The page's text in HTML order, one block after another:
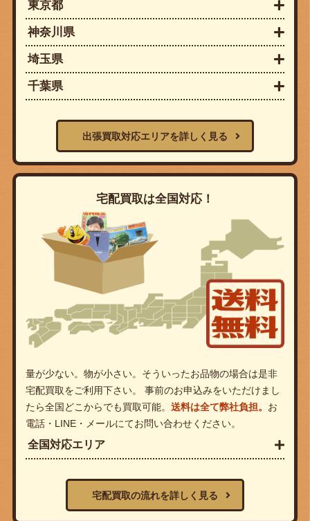
東京都
神奈川県
埼玉県
千葉県
出張買取対応エリアを詳しく見る
宅配買取は全国対応！
量が少ない。物が小さい。そういったお品物の場合は是非
宅配買取をご利用下さい。 事前のお申込みをいただけまし
たら全国どこからでも買取可能。 送料は全て弊社負担。 お
電話・LINE・メールにてお問い合わせください。
全国対応エリア
宅配買取の流れを詳しく見る